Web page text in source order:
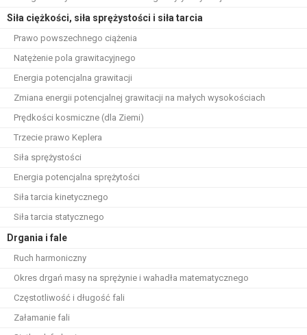
Siła ciężkości, siła sprężystości i siła tarcia
Prawo powszechnego ciążenia
Natężenie pola grawitacyjnego
Energia potencjalna grawitacji
Zmiana energii potencjalnej grawitacji na małych wysokościach
Prędkości kosmiczne (dla Ziemi)
Trzecie prawo Keplera
Siła sprężystości
Energia potencjalna sprężytości
Siła tarcia kinetycznego
Siła tarcia statycznego
Drgania i fale
Ruch harmoniczny
Okres drgań masy na sprężynie i wahadła matematycznego
Częstotliwość i długość fali
Załamanie fali